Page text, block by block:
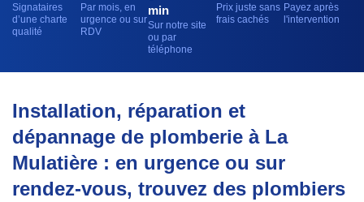
Signataires
d’une charte
qualité
Par mois, en
urgence ou sur
RDV
min
Sur notre site
ou par
téléphone
Prix juste sans
frais cachés
Payez après
l'intervention
Installation, réparation et
dépannage de plomberie à La
Mulatière : en urgence ou sur
rendez-vous, trouvez des plombiers